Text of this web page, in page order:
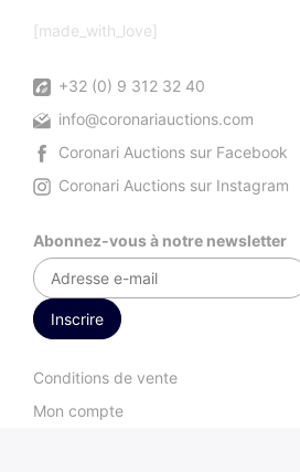
[made_with_love]
+32 (0) 9 312 32 40
info@coronariauctions.com
Coronari Auctions sur Facebook
Coronari Auctions sur Instagram
Abonnez-vous à notre newsletter
Conditions de vente
Mon compte